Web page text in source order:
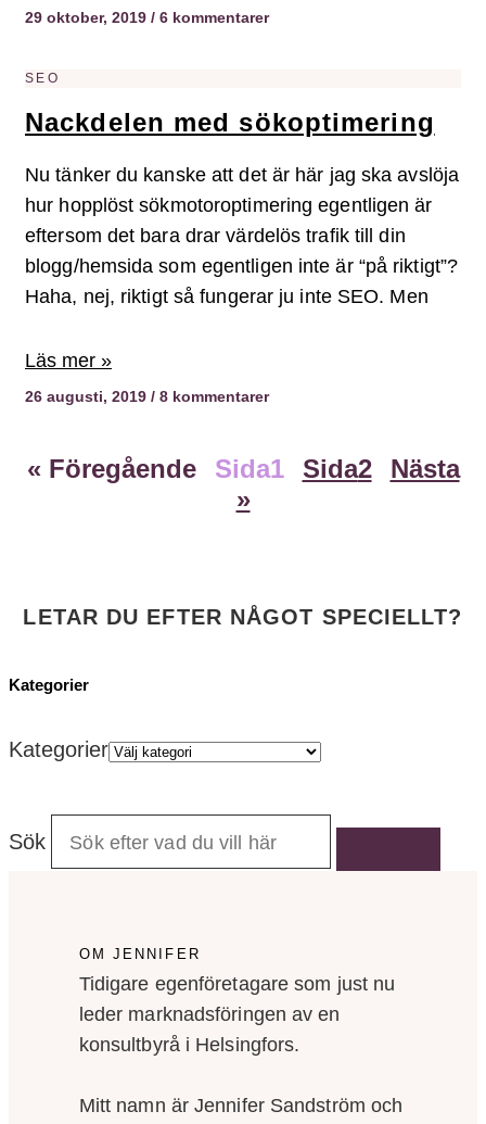
29 oktober, 2019 6 kommentarer
SEO
Nackdelen med sökoptimering
Nu tänker du kanske att det är här jag ska avslöja
hur hopplöst sökmotoroptimering egentligen är
eftersom det bara drar värdelös trafik till din
blogg/hemsida som egentligen inte är “på riktigt”?
Haha, nej, riktigt så fungerar ju inte SEO. Men
Läs mer »
26 augusti, 2019 8 kommentarer
« Föregående Sida1 Sida2
Nästa
»
LETAR DU EFTER NÅGOT SPECIELLT?
Kategorier
Kategorier
Sök
OM JENNIFER
Tidigare egenföretagare som just nu
leder marknadsföringen av en
konsultbyrå i Helsingfors.
Mitt namn är Jennifer Sandström och